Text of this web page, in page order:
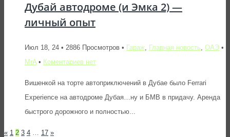
Дубай автодроме (и Эмка 2) —
личный опыт
Июл 18, 24 • 2886 Просмотров • Гараж Главная новость ОАЭ •
MrA • Коментариев нет
Вишенкой на торте автоприключений в Дубае было Ferrari
Experience на автодроме Дубая…ну и БМВ в придачу. Аренда
быстрого дорожного и полностью...
« 1 2 3 4 17 »